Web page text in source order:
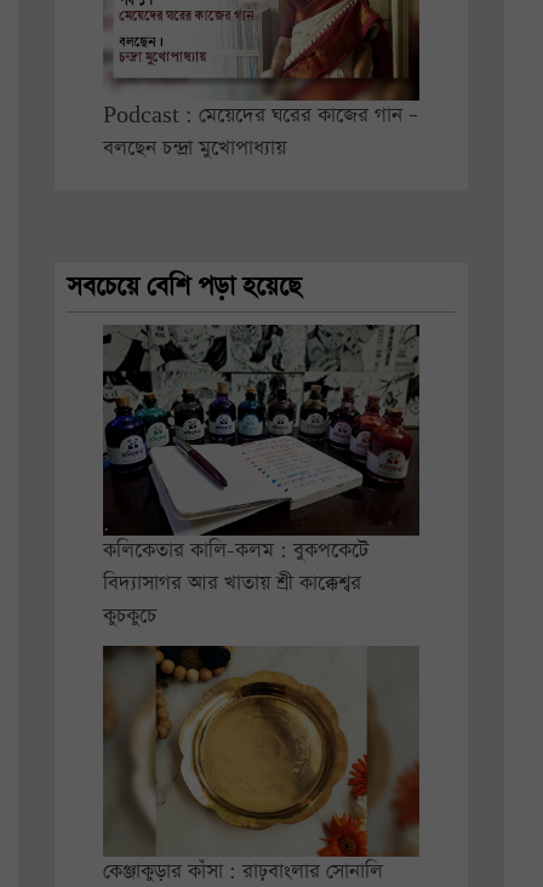
Podcast : মেয়েদের ঘরের কাজের গান –
বলছেন চন্দ্রা মুখোপাধ্যায়
সবচেয়ে বেশি পড়া হয়েছে
কলিকেতার কালি-কলম : বুকপকেটে
বিদ্যাসাগর আর খাতায় শ্রী কাক্কেশ্বর
কুচকুচে
কেঞ্জাকুড়ার কাঁসা : রাঢ়বাংলার সোনালি